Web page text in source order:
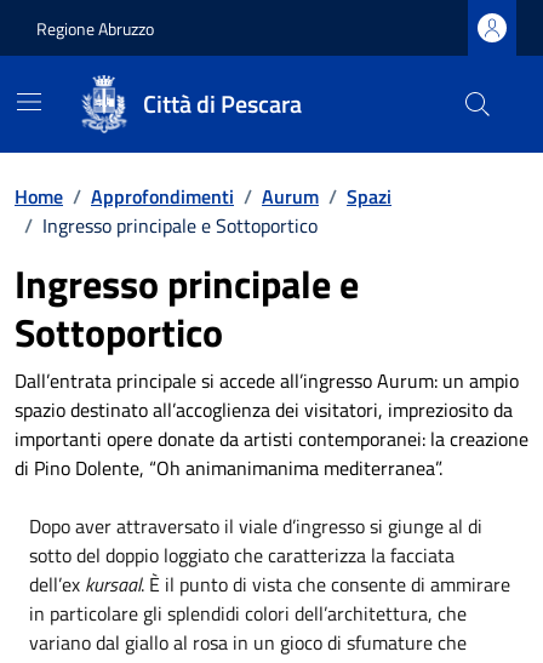
Regione Abruzzo
Città di Pescara
Home / Approfondimenti / Aurum / Spazi
/ Ingresso principale e Sottoportico
Ingresso principale e
Sottoportico
Dall’entrata principale si accede all’ingresso Aurum: un ampio
spazio destinato all’accoglienza dei visitatori, impreziosito da
importanti opere donate da artisti contemporanei: la creazione
di Pino Dolente, “Oh animanimanima mediterranea”.
Dopo aver attraversato il viale d’ingresso si giunge al di
sotto del doppio loggiato che caratterizza la facciata
dell’ex kursaal. È il punto di vista che consente di ammirare
in particolare gli splendidi colori dell’architettura, che
variano dal giallo al rosa in un gioco di sfumature che